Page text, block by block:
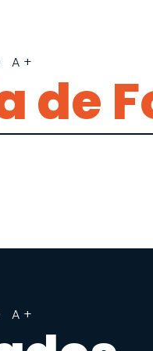
A+
de
A+